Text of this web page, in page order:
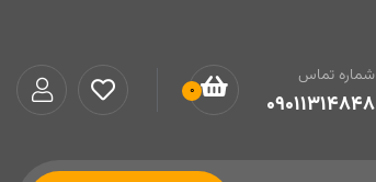
شماره تماس
09011314848
0